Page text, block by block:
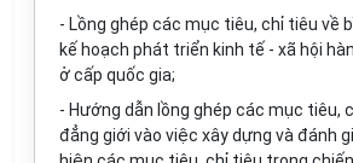
- Lồng ghép các mục tiêu, chỉ tiêu về
kế hoạch phát triển kinh tế - xã hội
ở cấp quốc gia;
- Hướng dẫn lồng ghép các mục tiêu,
đẳng giới vào việc xây dựng và đánh